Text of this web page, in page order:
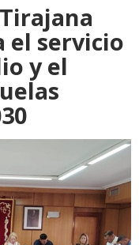
el servicio
y el